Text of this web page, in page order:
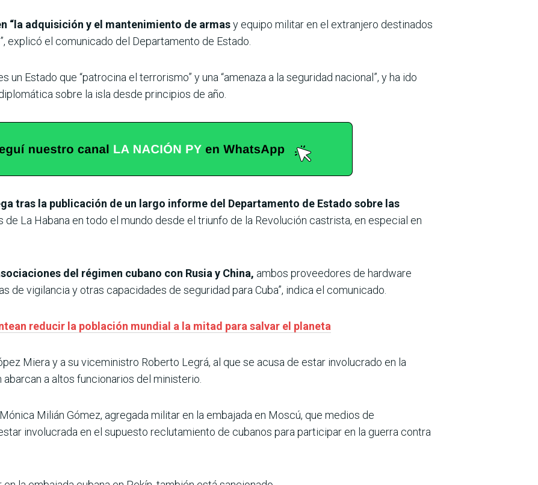
“la adquisición y el mantenimiento de armasy equipo militar en el extranjero destinados
explicó el comunicado del Departamento de Estado.
un Estado que “patrocina el terrorismo” y una “amenaza a la seguridad nacional”, y ha ido
sobre la isla desde principios de año.
tras la publicación de un largo informe del Departamento de Estado sobre las
de La Habana en todo el mundo desde el triunfo de la Revolución castrista, en especial en
del régimen cubano con Rusia y China, ambos proveedores de hardware
de vigilancia y otras capacidades de seguridad para Cuba”, indica el comunicado.
reducir la población mundial a la mitad para salvar el planeta
Miera y a su viceministro Roberto Legrá, al que se acusa de estar involucrado en la
a altos funcionarios del ministerio.
Milián Gómez, agregada militar en la embajada en Moscú, que medios de
involucrada en el supuesto reclutamiento de cubanos para participar en la guerra contra